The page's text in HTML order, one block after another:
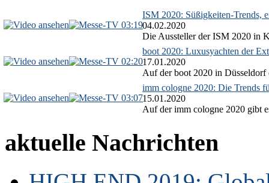
03:19
ISM 2020: Süßigkeiten-Trends,
04.02.2020
Die Aussteller der ISM 2020 in
02:20
boot 2020: Luxusyachten der
17.01.2020
Auf der boot 2020 in Düsseldorf
03:07
imm cologne 2020: Die Trends
15.01.2020
Auf der imm cologne 2020 gibt
aktuelle Nachrichten